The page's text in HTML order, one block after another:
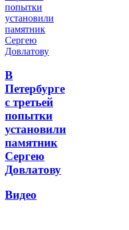
В
Петербурге
с третьей
попытки
установили
памятник
Сергею
Довлатову
Видео